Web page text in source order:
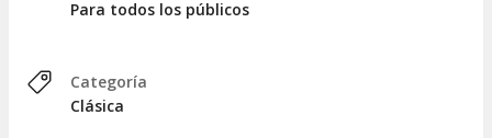
Para todos los públicos
Categoría
Clásica